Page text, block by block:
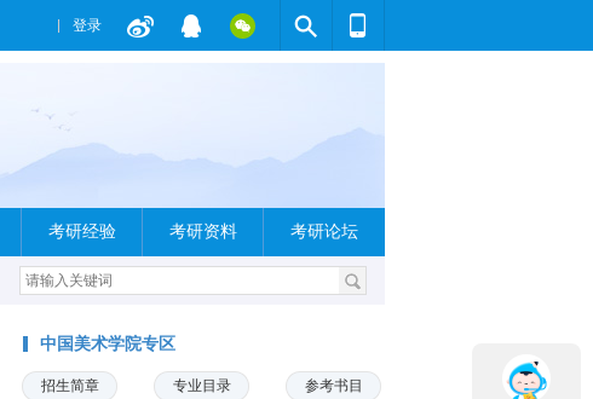
登录
考研经验 考研资料 考研论坛
中国美术学院专区
招生简章 专业目录 参考书目